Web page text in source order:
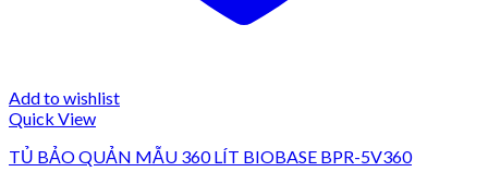
Add to wishlist
Quick View
TỦ BẢO QUẢN MẪU 360 LÍT BIOBASE BPR-5V360